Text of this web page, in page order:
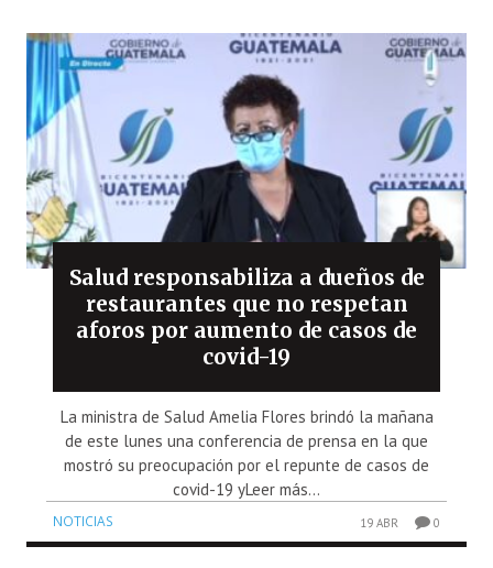
Salud responsabiliza a dueños de
restaurantes que no respetan
aforos por aumento de casos de
covid-19
La ministra de Salud Amelia Flores brindó la mañana
de este lunes una conferencia de prensa en la que
mostró su preocupación por el repunte de casos de
covid-19 yLeer más...
NOTICIAS 19 ABR 0